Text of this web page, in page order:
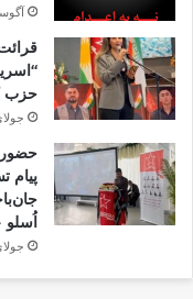
آگوست
حزب
جولای 26,
پیام
جولای 26,